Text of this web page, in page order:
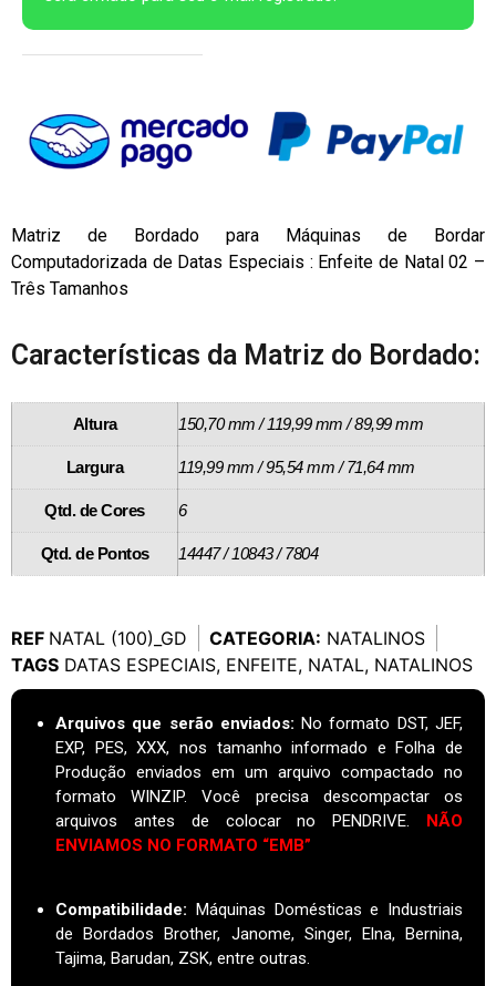
Matriz de Bordado para Máquinas de Bordar
Computadorizada de Datas Especiais : Enfeite de Natal 02 –
Três Tamanhos
Características da Matriz do Bordado:
Altura 150,70 mm / 119,99 mm / 89,99 mm
Largura 119,99 mm / 95,54 mm / 71,64 mm
Qtd. de Cores 6
Qtd. de Pontos 14447 / 10843 / 7804
REF NATAL (100)_GD CATEGORIA: NATALINOS
TAGS DATAS ESPECIAIS, ENFEITE, NATAL, NATALINOS
Arquivos que serão enviados: No formato DST, JEF,
EXP, PES, XXX, nos tamanho informado e Folha de
Produção enviados em um arquivo compactado no
formato WINZIP. Você precisa descompactar os
arquivos antes de colocar no PENDRIVE. NÃO
ENVIAMOS NO FORMATO “EMB”
Compatibilidade:
Máquinas Domésticas e Industriais
de Bordados Brother, Janome, Singer, Elna, Bernina,
Tajima, Barudan, ZSK, entre outras.